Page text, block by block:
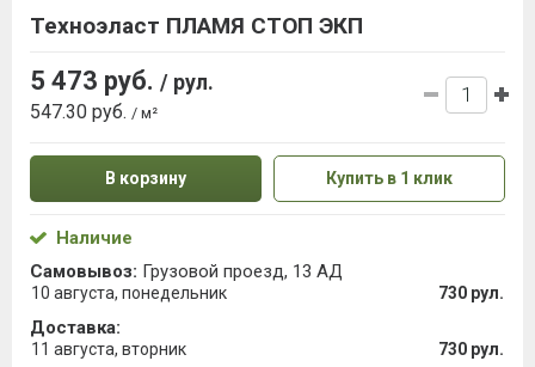
Техноэласт ПЛАМЯ СТОП ЭКП
5 473 руб. / рул.
547.30 руб. / м²
В корзину Купить в 1 клик
Наличие
Самовывоз: Грузовой проезд, 13 АД
10 августа, понедельник 730 рул.
Доставка:
11 августа, вторник 730 рул.